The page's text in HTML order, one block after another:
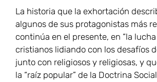
La historia que la exhortación
algunos de sus protagonistas más
continúa en el presente, en “la
cristianos lidiando con los desafíos
junto con religiosos y religiosas, y
la “raíz popular” de la Doctrina